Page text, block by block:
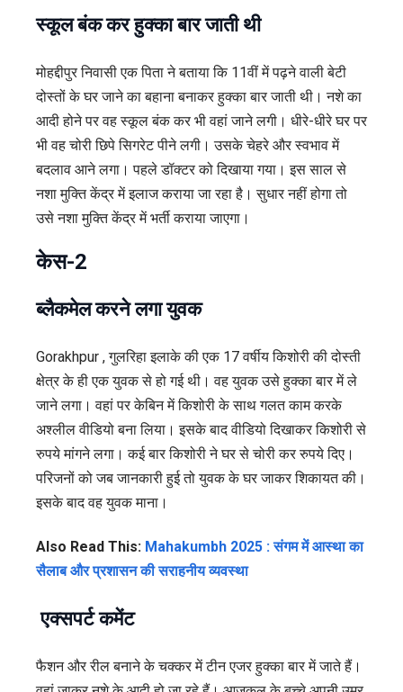
स्कूल बंक कर हुक्का बार जाती थी
मोहद्दीपुर निवासी एक पिता ने बताया कि 11वीं में पढ़ने वाली बेटी
दोस्तों के घर जाने का बहाना बनाकर हुक्का बार जाती थी। नशे का
आदी होने पर वह स्कूल बंक कर भी वहां जाने लगी। धीरे-धीरे घर पर
भी वह चोरी छिपे सिगरेट पीने लगी। उसके चेहरे और स्वभाव में
बदलाव आने लगा। पहले डॉक्टर को दिखाया गया। इस साल से
नशा मुक्ति केंद्र में इलाज कराया जा रहा है। सुधार नहीं होगा तो
उसे नशा मुक्ति केंद्र में भर्ती कराया जाएगा।
केस-2
ब्लैकमेल करने लगा युवक
Gorakhpur , गुलरिहा इलाके की एक 17 वर्षीय किशोरी की दोस्ती
क्षेत्र के ही एक युवक से हो गई थी। वह युवक उसे हुक्का बार में ले
जाने लगा। वहां पर केबिन में किशोरी के साथ गलत काम करके
अश्लील वीडियो बना लिया। इसके बाद वीडियो दिखाकर किशोरी से
रुपये मांगने लगा। कई बार किशोरी ने घर से चोरी कर रुपये दिए।
परिजनों को जब जानकारी हुई तो युवक के घर जाकर शिकायत की।
इसके बाद वह युवक माना।
Also Read This: Mahakumbh 2025 : संगम में आस्था का
सैलाब और प्रशासन की सराहनीय व्यवस्था
एक्सपर्ट कमेंट
फैशन और रील बनाने के चक्कर में टीन एजर हुक्का बार में जाते हैं।